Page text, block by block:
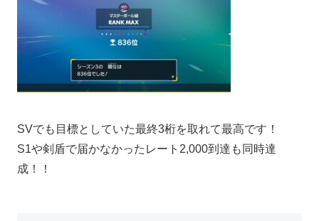
SVでも目標としていた最終3桁を取れて最高です！
S1や剣盾で届かなかったレート2,000到達も同時達
成！！